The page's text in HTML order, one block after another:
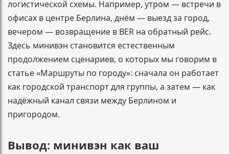
логистической схемы. Например, утром — встречи в
офисах в центре Берлина, днём — выезд за город,
вечером — возвращение в BER на обратный рейс.
Здесь минивэн становится естественным
продолжением сценариев, о которых мы говорим в
статье «Маршруты по городу»: сначала он работает
как городской транспорт для группы, а затем — как
надёжный канал связи между Берлином и
пригородом.
Вывод: минивэн как ваш